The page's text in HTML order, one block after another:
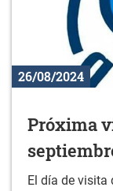
26/08/2024
Próxima
El día de visita